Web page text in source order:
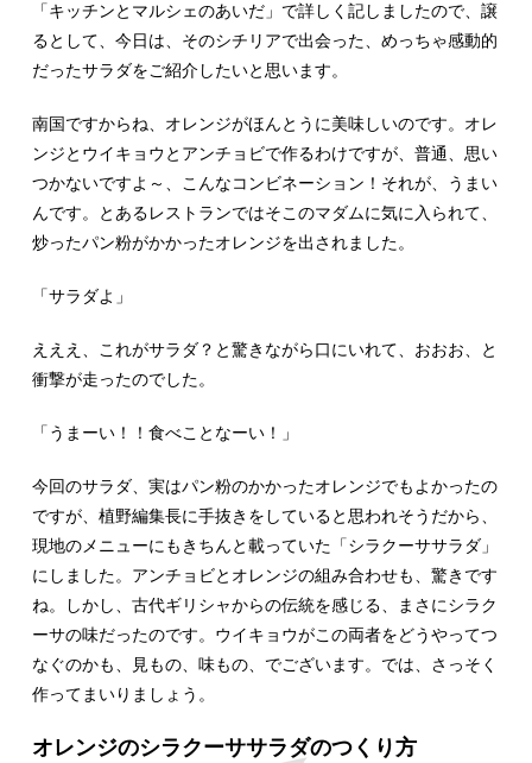
「キッチンとマルシェのあいだ」で詳しく記しましたので、譲
るとして、今日は、そのシチリアで出会った、めっちゃ感動的
だったサラダをご紹介したいと思います。
南国ですからね、オレンジがほんとうに美味しいのです。オレ
ンジとウイキョウとアンチョビで作るわけですが、普通、思い
つかないですよ～、こんなコンビネーション！それが、うまい
んです。とあるレストランではそこのマダムに気に入られて、
炒ったパン粉がかかったオレンジを出されました。
「サラダよ」
えええ、これがサラダ？と驚きながら口にいれて、おおお、と
衝撃が走ったのでした。
「うまーい！！食べことなーい！」
今回のサラダ、実はパン粉のかかったオレンジでもよかったの
ですが、植野編集長に手抜きをしていると思われそうだから、
現地のメニューにもきちんと載っていた「シラクーササラダ」
にしました。アンチョビとオレンジの組み合わせも、驚きです
ね。しかし、古代ギリシャからの伝統を感じる、まさにシラク
ーサの味だったのです。ウイキョウがこの両者をどうやってつ
なぐのかも、見もの、味もの、でございます。では、さっそく
作ってまいりましょう。
オレンジのシラクーササラダのつくり方